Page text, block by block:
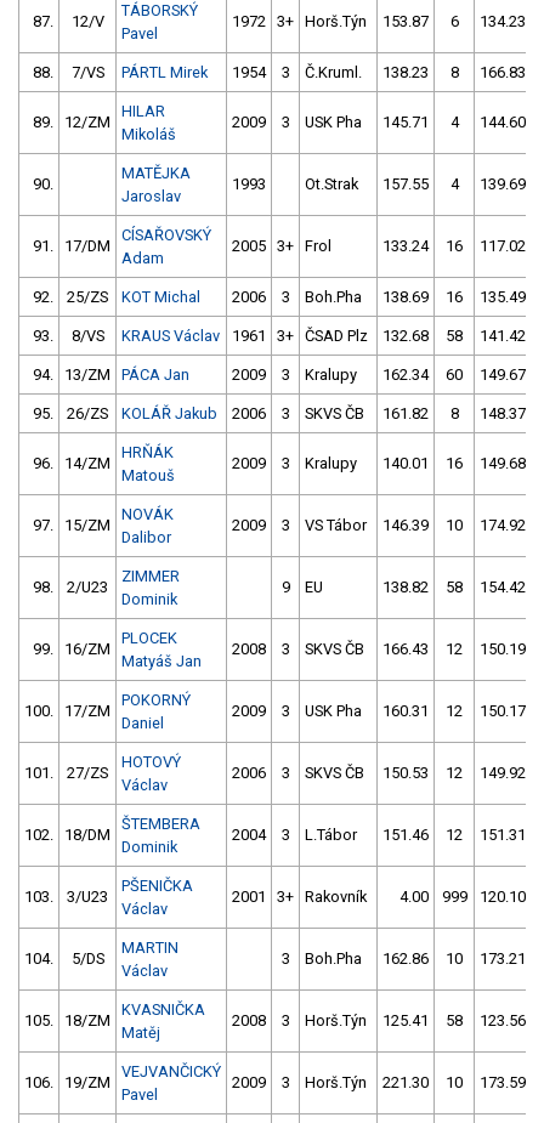
87. 12/V
TÁBORSKÝ
Pavel
1972 3+ Horš.Týn 153.87 6 134.23
88. 7/VS PÁRTL Mirek 1954 3 Č.Kruml. 138.23 8 166.83
89. 12/ZM
HILAR
Mikoláš
2009 3 USK Pha 145.71 4 144.60
90.
MATĚJKA
Jaroslav
1993 Ot.Strak 157.55 4 139.69
91. 17/DM
CÍSAŘOVSKÝ
Adam
2005 3+ Frol 133.24 16 117.02
92. 25/ZS KOT Michal 2006 3 Boh.Pha 138.69 16 135.49
93. 8/VS KRAUS Václav 1961 3+ ČSAD Plz 132.68 58 141.42
94. 13/ZM PÁCA Jan 2009 3 Kralupy 162.34 60 149.67
95. 26/ZS KOLÁŘ Jakub 2006 3 SKVS ČB 161.82 8 148.37
96. 14/ZM
HRŇÁK
Matouš
2009 3 Kralupy 140.01 16 149.68
97. 15/ZM
NOVÁK
Dalibor
2009 3 VS Tábor 146.39 10 174.92
98. 2/U23
ZIMMER
Dominik
9 EU 138.82 58 154.42
99. 16/ZM
PLOCEK
Matyáš Jan
2008 3 SKVS ČB 166.43 12 150.19
100. 17/ZM
POKORNÝ
Daniel
2009 3 USK Pha 160.31 12 150.17
101. 27/ZS
HOTOVÝ
Václav
2006 3 SKVS ČB 150.53 12 149.92
102. 18/DM
ŠTEMBERA
Dominik
2004 3 L.Tábor 151.46 12 151.31
103. 3/U23
PŠENIČKA
Václav
2001 3+ Rakovník 4.00 999 120.10
104. 5/DS
MARTIN
Václav
3 Boh.Pha 162.86 10 173.21
105. 18/ZM
KVASNIČKA
Matěj
2008 3 Horš.Týn 125.41 58 123.56
106. 19/ZM
VEJVANČICKÝ
Pavel
2009 3 Horš.Týn 221.30 10 173.59